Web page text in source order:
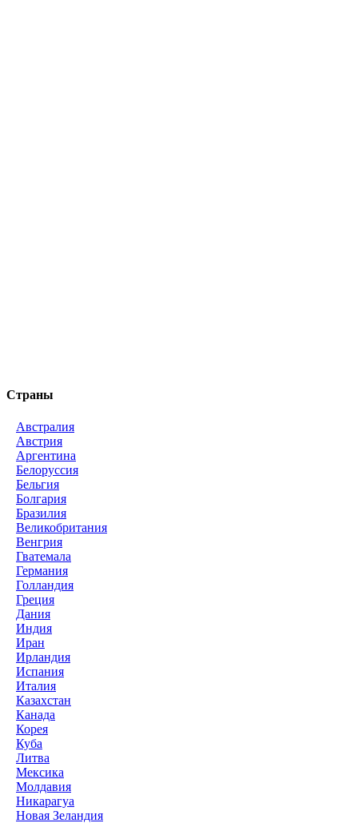
Страны
Австралия
Австрия
Аргентина
Белоруссия
Бельгия
Болгария
Бразилия
Великобритания
Венгрия
Гватемала
Германия
Голландия
Греция
Дания
Индия
Иран
Ирландия
Испания
Италия
Казахстан
Канада
Корея
Куба
Литва
Мексика
Молдавия
Никарагуа
Новая Зеландия